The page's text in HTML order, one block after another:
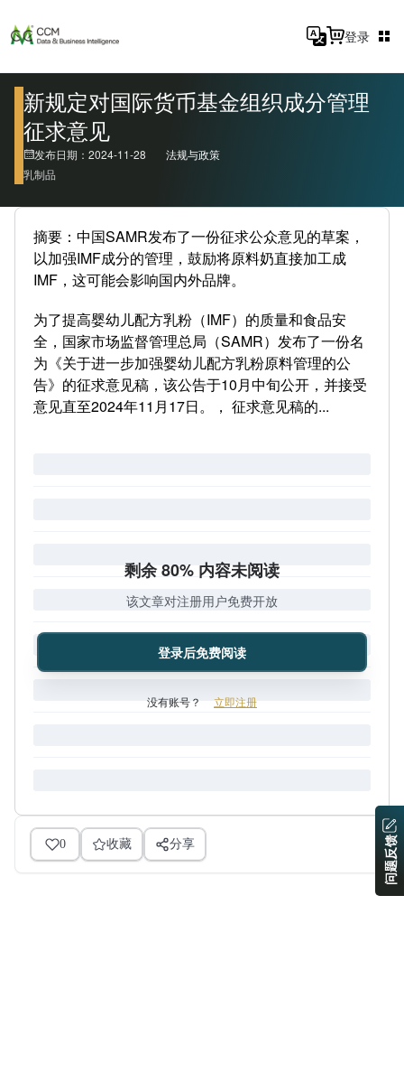
登录
新规定对国际货币基金组织成分管理
征求意见
发布日期：2024-11-28
法规与政策
乳制品
摘要：中国SAMR发布了一份征求公众意见的草案，
以加强IMF成分的管理，鼓励将原料奶直接加工成
IMF，这可能会影响国内外品牌。
为了提高婴幼儿配方乳粉（IMF）的质量和食品安
全，国家市场监督管理总局（SAMR）发布了一份名
为《关于进一步加强婴幼儿配方乳粉原料管理的公
告》的征求意见稿，该公告于10月中旬公开，并接受
意见直至2024年11月17日。， 征求意见稿的...
剩余 80% 内容未阅读
该文章对注册用户免费开放
登录后免费阅读
没有账号？ 立即注册
0 收藏 分享 问题反馈